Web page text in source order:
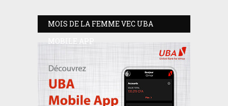
MOIS DE LA FEMME VEC UBA
MOBILE APP